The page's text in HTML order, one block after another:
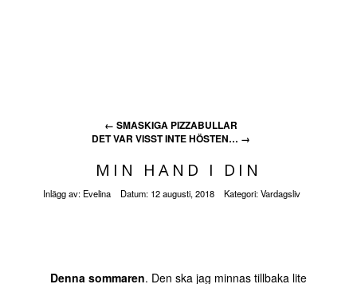
← SMASKIGA PIZZABULLAR
DET VAR VISST INTE HÖSTEN… →
MIN HAND I DIN
Inlägg av: Evelina Datum: 12 augusti, 2018 Kategori:Vardagsliv
Denna sommaren. Den ska jag minnas tillbaka lite